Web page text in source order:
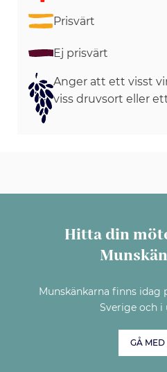
Prisvärt
Ej prisvärt
Anger att ett visst
viss druvsort eller
Hitta din
Munskänkarna finns idag
Sverige och i
GÅ MED